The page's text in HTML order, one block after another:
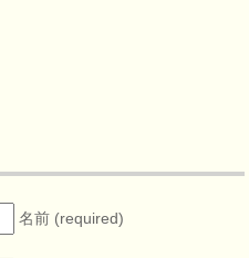
名前 (required)